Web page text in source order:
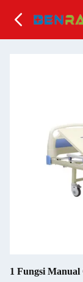
1 Fungsi